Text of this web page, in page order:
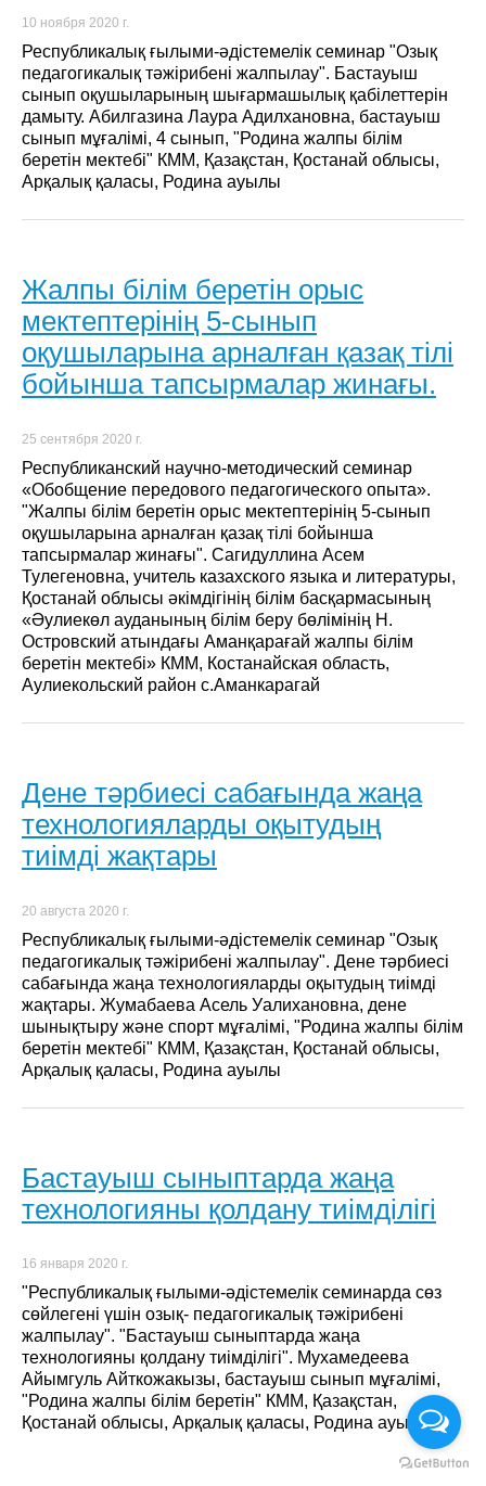
10 ноября 2020 г.
Республикалық ғылыми-әдістемелік семинар "Озық
педагогикалық тәжірибені жалпылау". Бастауыш
сынып оқушыларының шығармашылық қабілеттерін
дамыту. Абилгазина Лаура Адилхановна, бастауыш
сынып мұғалімі, 4 сынып, "Родина жалпы білім
беретін мектебі" КММ, Қазақстан, Қостанай облысы,
Арқалық қаласы, Родина ауылы
Жалпы білім беретін орыс
мектептерінің 5-сынып
оқушыларына арналған қазақ тілі
бойынша тапсырмалар жинағы.
25 сентября 2020 г.
Республиканский научно-методический семинар
«Обобщение передового педагогического опыта».
"Жалпы білім беретін орыс мектептерінің 5-сынып
оқушыларына арналған қазақ тілі бойынша
тапсырмалар жинағы". Сагидуллина Асем
Тулегеновна, учитель казахского языка и литературы,
Қостанай облысы әкімдігінің білім басқармасының
«Әулиекөл ауданының білім беру бөлімінің Н.
Островский атындағы Аманқарағай жалпы білім
беретін мектебі» КММ, Костанайская область,
Аулиекольский район с.Аманкарагай
Дене тәрбиесі сабағында жаңа
технологияларды оқытудың
тиімді жақтары
20 августа 2020 г.
Республикалық ғылыми-әдістемелік семинар "Озық
педагогикалық тәжірибені жалпылау". Дене тәрбиесі
сабағында жаңа технологияларды оқытудың тиімді
жақтары. Жумабаева Асель Уалихановна, дене
шынықтыру және спорт мұғалімі, "Родина жалпы білім
беретін мектебі" КММ, Қазақстан, Қостанай облысы,
Арқалық қаласы, Родина ауылы
Бастауыш сыныптарда жаңа
технологияны қолдану тиімділігі
16 января 2020 г.
"Республикалық ғылыми-әдістемелік семинарда сөз
сөйлегені үшін озық- педагогикалық тәжірибені
жалпылау". "Бастауыш сыныптарда жаңа
технологияны қолдану тиімділігі". Мухамедеева
Айымгуль Айткожакызы, бастауыш сынып мұғалімі,
"Родина жалпы білім беретін" КММ, Қазақстан,
Қостанай облысы, Арқалық қаласы, Родина ауылы